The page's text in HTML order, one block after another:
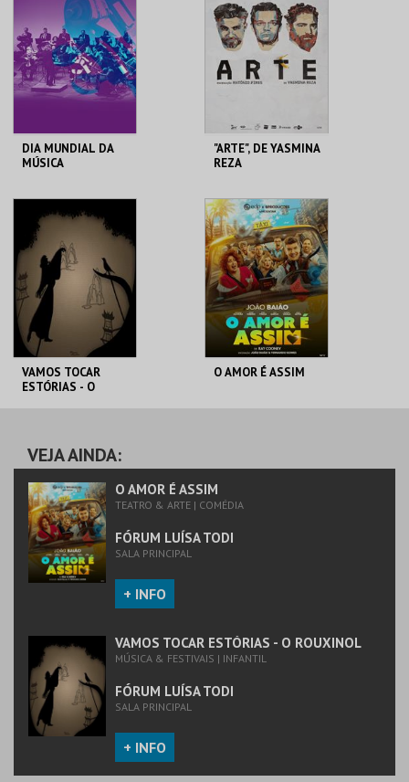
MAIS INFO
COMPRAR
MAIS INFO
COMPRAR
DIA MUNDIAL DA
MÚSICA
FÓRUM LUÍSA TODI
MAIS INFO
COMPRAR
"ARTE", DE YASMINA
REZA
FÓRUM LUÍSA TODI
MAIS INFO
COMPRAR
VAMOS TOCAR
ESTÓRIAS - O
MAIS INFO
COMPRAR
O AMOR É ASSIM
VEJA AINDA:
O AMOR É ASSIM
TEATRO & ARTE | COMÉDIA
FÓRUM LUÍSA TODI
SALA PRINCIPAL
+ INFO
VAMOS TOCAR ESTÓRIAS - O ROUXINOL
MÚSICA & FESTIVAIS | INFANTIL
FÓRUM LUÍSA TODI
SALA PRINCIPAL
+ INFO